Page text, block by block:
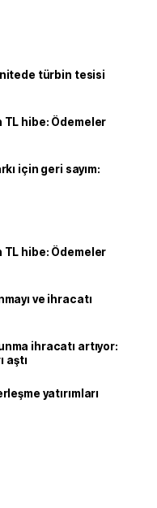
türbin tesisi
TL hibe: Ödemeler
için geri sayım:
TL hibe: Ödemeler
ve ihracatı
ihracatı artıyor:
aştı
yatırımları